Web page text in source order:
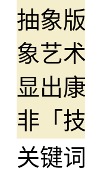
抽象
象艺
显出
非「
关键